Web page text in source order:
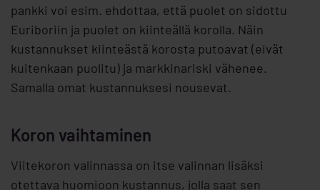
pankki voi esim. ehdottaa, että puolet on sidottu
Euriboriin ja puolet on kiinteällä korolla. Näin
kustannukset kiinteästä korosta putoavat (eivät
kuitenkaan puolitu) ja markkinariski vähenee.
Samalla omat kustannuksesi nousevat.
Koron vaihtaminen
Viitekoron valinnassa on itse valinnan lisäksi
otettava huomioon kustannus, jolla saat sen